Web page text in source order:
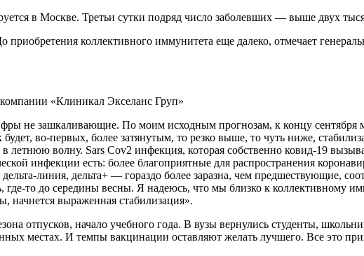
в Москве. Третьи сутки подряд число заболевших — выше двух
приобретения коллективного иммунитета еще далеко, отмечает
компании «Клиникал Экселанс Груп»
не зашкаливающие. По моим исходным прогнозам, к концу
во-первых, более затянутым, то резко выше, то чуть ниже,
волну. Sars Cov2 инфекция, которая собственно ковид-19
инфекции есть: более благоприятные для распространения
линия, дельта+ — гораздо более заразна, чем предшествующие,
то до середины весны. Я надеюсь, что мы близко к коллективному
начнется выраженная стабилизация».
отпусков, начало учебного года. В вузы вернулись студенты,
местах. И темпы вакцинации оставляют желать лучшего. Все это